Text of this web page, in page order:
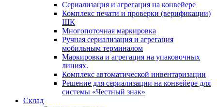
Сериализация и агрегация на конвейере
Комплекс печати и проверки (верификации)
ШК
Многопоточная маркировка
Ручная сериализация и агрегация
мобильным терминалом
Маркировка и агрегация на упаковочных
линиях.
Комплекс автоматической инвентаризации
Решение для сериализации на конвейере для
системы «Честный знак»
Склад